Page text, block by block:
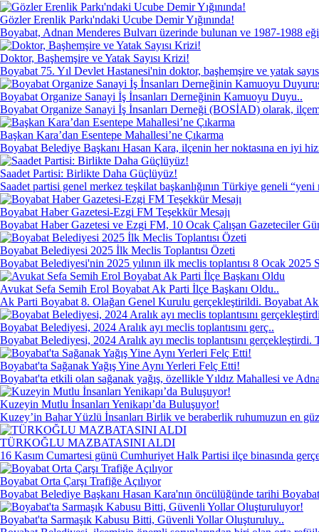
Gözler Erenlik Parkı'ndaki Ucube Demir Yığınında!
Boyabat, Adnan Menderes Bulvarı üzerinde bulunan ve 1987-1988
Doktor, Başhemşire ve Yatak Sayısı Krizi!
Boyabat 75. Yıl Devlet Hastanesi'nin doktor, başhemşire ve yatak
Boyabat Organize Sanayi İş İnsanları Derneğinin Kamuoyu Duyu..
Boyabat Organize Sanayi İş İnsanları Derneği (BOSİAD) olarak,
Başkan Kara’dan Esentepe Mahallesi’ne Çıkarma
Boyabat Belediye Başkanı Hasan Kara, ilçenin her noktasına en iyi
Saadet Partisi: Birlikte Daha Güçlüyüz!
Saadet partisi genel merkez teşkilat başkanlığının Türkiye geneli “yeni
Boyabat Haber Gazetesi-Ezgi FM Teşekkür Mesajı
Boyabat Haber Gazetesi ve Ezgi FM, 10 Ocak Çalışan Gazeteciler
Boyabat Belediyesi 2025 İlk Meclis Toplantısı Özeti
Boyabat Belediyesi'nin 2025 yılının ilk meclis toplantısı 8 Ocak 2025
Avukat Sefa Semih Erol Boyabat Ak Parti İlçe Başkanı Oldu..
Ak Parti Boyabat 8. Olağan Genel Kurulu gerçekleştirildi. Boyabat
Boyabat Belediyesi, 2024 Aralık ayı meclis toplantısını gerç..
Boyabat Belediyesi, 2024 Aralık ayı meclis toplantısını gerçekleştirdi.
Boyabat'ta Sağanak Yağış Yine Aynı Yerleri Felç Etti!
Boyabat'ta etkili olan sağanak yağış, özellikle Yıldız Mahallesi ve
Kuzeyin Mutlu İnsanları Yenikapı’da Buluşuyor!
Kuzey’in Bahar Yüzlü İnsanları Birlik ve beraberlik ruhumuzun en
TÜRKOĞLU MAZBATASINI ALDI
16 Kasım Cumartesi günü Cumhuriyet Halk Partisi ilçe binasında
Boyabat Orta Çarşı Trafiğe Açılıyor
Boyabat Belediye Başkanı Hasan Kara'nın öncülüğünde tarihi
Boyabat'ta Sarmaşık Kabusu Bitti, Güvenli Yollar Oluşturuluy..